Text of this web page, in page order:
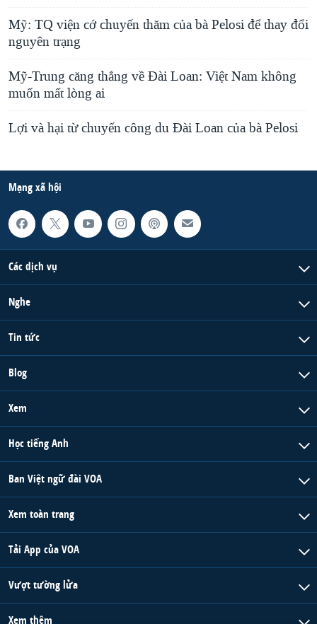
Mỹ: TQ viện cớ chuyến thăm của bà Pelosi để thay đổi
nguyên trạng
Mỹ-Trung căng thẳng về Đài Loan: Việt Nam không
muốn mất lòng ai
Lợi và hại từ chuyến công du Đài Loan của bà Pelosi
Mạng xã hội
Các dịch vụ
Nghe
Tin tức
Blog
Xem
Học tiếng Anh
Ban Việt ngữ đài VOA
Xem toàn trang
Tải App của VOA
Vượt tường lửa
Xem thêm